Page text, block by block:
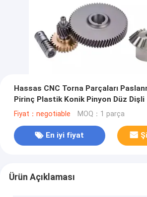
Hassas CNC Torna Parçaları
Pirinç Plastik Konik Pinyon Düz Dişli
Fiyat：negotiable MOQ：1 parça
En iyi fiyat
Ürün Açıklaması